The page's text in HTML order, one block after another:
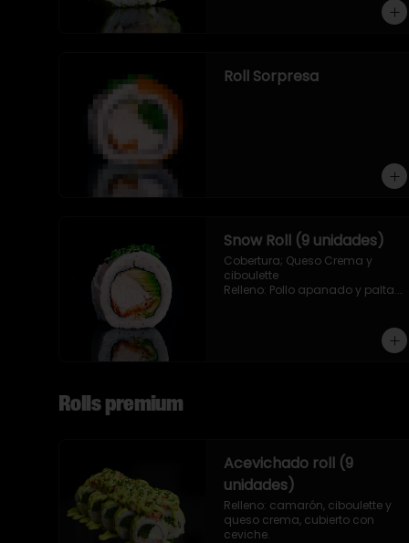
Roll Sorpresa
Snow Roll (9 unidades)
Cobertura; Queso Crema y
ciboulette
Relleno: Pollo apanado y palta.
Rolls premium
Acevichado roll (9
unidades)
Relleno: camarón, ciboulette y
queso crema, cubierto con
ceviche.